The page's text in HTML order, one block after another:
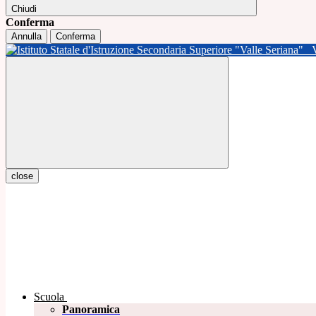
Chiudi
Conferma
Annulla Conferma
close
Scuola
Panoramica